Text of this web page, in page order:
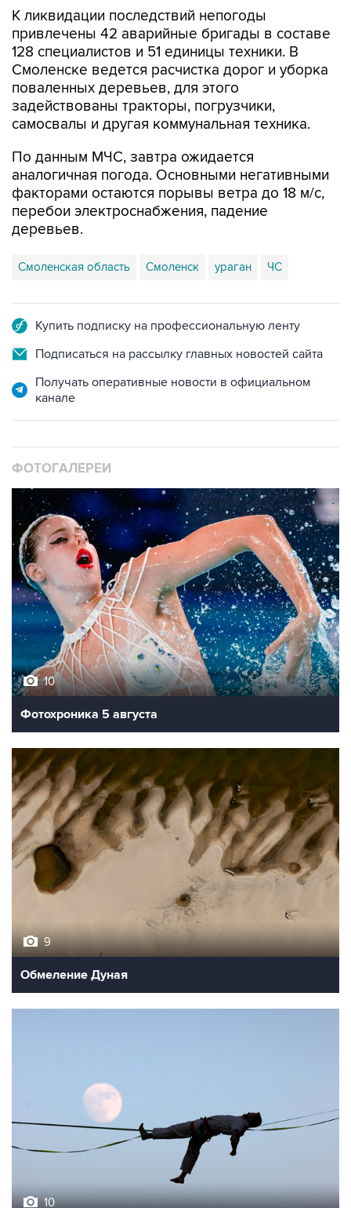
К ликвидации последствий непогоды
привлечены 42 аварийные бригады в составе
128 специалистов и 51 единицы техники. В
Смоленске ведется расчистка дорог и уборка
поваленных деревьев, для этого
задействованы тракторы, погрузчики,
самосвалы и другая коммунальная техника.
По данным МЧС, завтра ожидается
аналогичная погода. Основными негативными
факторами остаются порывы ветра до 18 м/с,
перебои электроснабжения, падение
деревьев.
Смоленская область Смоленск ураган ЧС
Купить подписку на профессиональную ленту
Подписаться на рассылку главных новостей сайта
Получать оперативные новости в официальном
канале
ФОТОГАЛЕРЕИ
10
Фотохроника 5 августа
9
Обмеление Дуная
10